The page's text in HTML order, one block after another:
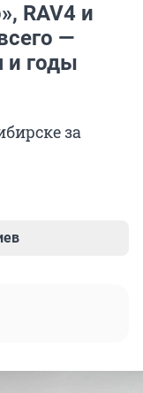
RAV4 и
—
и годы
за